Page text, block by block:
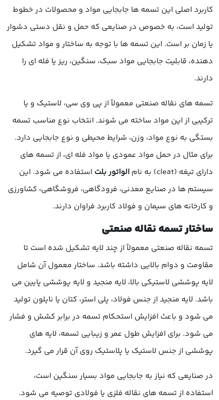
کاربرد اصلی این تسمه ها جابجایی مواد و محصولات در خطوط
تولید است، به خصوص در صنایعی که حمل و نقل دستی دشوار
یا زمان بر است. این تسمه ها با توجه به ساختار و مواد تشکیل
دهنده، قابلیت جابجایی مواد سبک، سنگین، ریز یا فله ای را
دارند.
تسمه های نقاله صنعتی معمولاً از پی وی سی، لاستیک و یا
ترکیبی از این مواد ساخته می شوند. انتخاب نوع مناسب تسمه
بستگی به نوع مواد، وزن، شرایط محیطی و نوع جابجایی دارد.
برای مثال در حمل مواد عمودی یا مواد فله ای، از تسمه های
دارای تیغه (cleat) به نام
الواتور بلت استفاده می شود. این
سیستم ها در صنایع معدنی، فرودگاهی، فروشگاهی، کشاورزی
و کارخانه های سیمان و فولاد کاربرد فراوان دارند.
ساختار تسمه نقاله صنعتی
تسمه نقاله صنعتی معمولاً از چند لایه تشکیل شده است تا
مقاومت و دوام بالایی داشته باشد. ساختار معمول آن شامل
لایه پوششی لاستیکی بالا، لایه منجید و لایه پوششی پایین می
باشد. لایه منجید از جنس فولاد، پلی استر، کتان یا نایلون تولید
می شود و باعث افزایش استحکام تسمه در برابر کشش و فشار
می شود. برای افزایش طول عمر و زیبایی تسمه، لایه های
پوششی از جنس لاستیک یا پلاستیک روی آن قرار می گیرد.
در صنایعی که نیاز به جابجایی مواد بسیار سنگین است،
استفاده از تسمه های نقاله فلزی یا فولادی توصیه می شود.